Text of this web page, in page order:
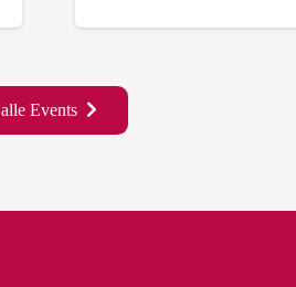
alle Events